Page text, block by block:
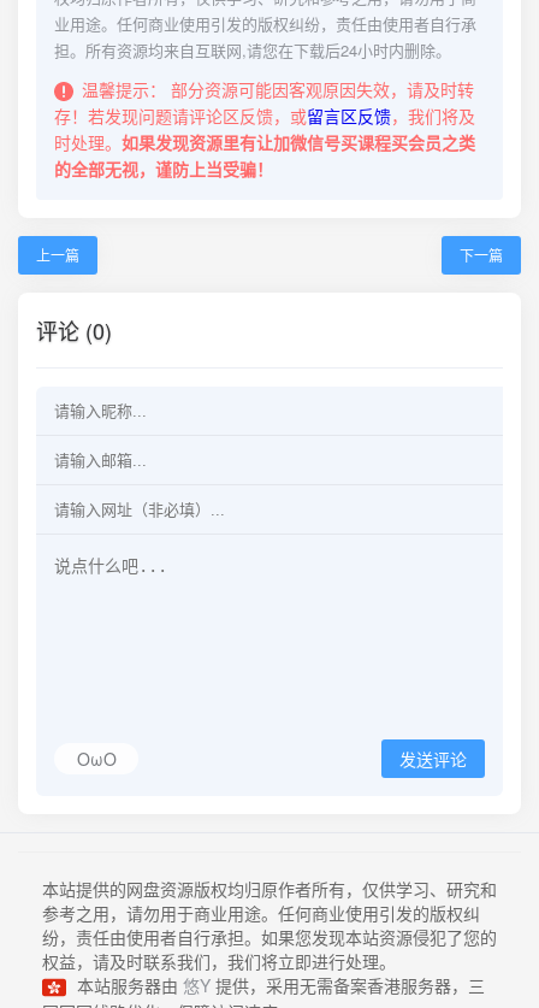
业用途。任何商业使用引发的版权纠纷，责任由使用者自行承
担。所有资源均来自互联网,请您在下载后24小时内删除。
温馨提示：
部分资源可能因客观原因失效，请及时转
存！若发现问题请评论区反馈，或留言区反馈，我们将及
时处理。 如果发现资源里有让加微信号买课程买会员之类
的全部无视，谨防上当受骗！
上一篇 下一篇
评论 (0)
OωO 发送评论
本站提供的网盘资源版权均归原作者所有，仅供学习、研究和
参考之用，请勿用于商业用途。任何商业使用引发的版权纠
纷，责任由使用者自行承担。如果您发现本站资源侵犯了您的
权益，请及时联系我们，我们将立即进行处理。
本站服务器由 悠Y 提供，采用无需备案香港服务器，三